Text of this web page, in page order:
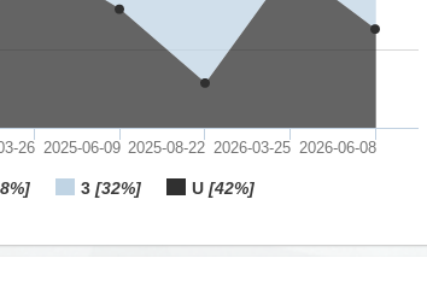
3 [32%] U [42%]
26 2025-06-09 2025-08-22 2026-03-25 2026-06-08